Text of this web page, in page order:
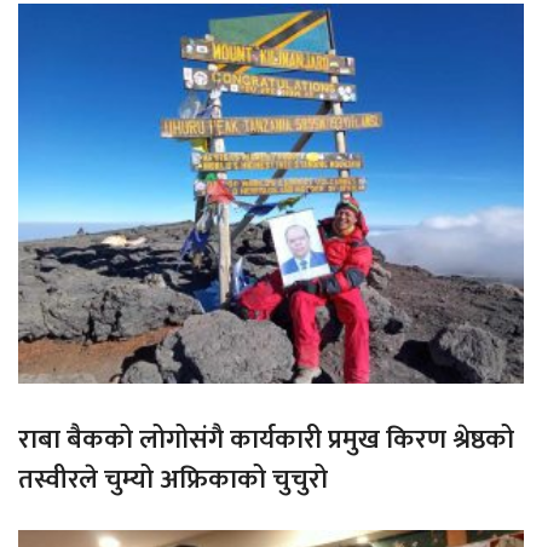
राबा बैकको लोगोसंगै कार्यकारी प्रमुख किरण श्रेष्ठको
तस्वीरले चुम्यो अफ्रिकाको चुचुरो